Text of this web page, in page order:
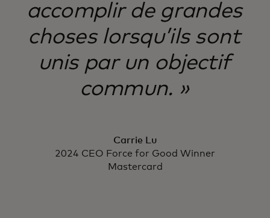
accomplir de grandes
choses lorsqu’ils sont
unis par un objectif
commun. »
Carrie Lu
2024 CEO Force for Good Winner
Mastercard